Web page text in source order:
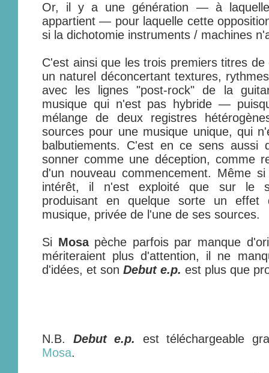
Or, il y a une génération — à
appartient — pour laquelle cette
si la dichotomie instruments / machines
C'est ainsi que les trois premiers titres
un naturel déconcertant textures,
avec les lignes "post-rock" de la
musique qui n'est pas hybride —
mélange de deux registres
sources pour une musique unique, qui
balbutiements. C'est en ce sens aussi
sonner comme une déception, comme
d'un nouveau commencement. Même
intérêt, il n'est exploité que sur le
produisant en quelque sorte un effet
musique, privée de l'une de ses sources.
Si Mosapèche parfois par manque
mériteraient plus d'attention, il ne
d'idées, et son Debut e.p. est plus que
N.B. Debut e.p. est téléchargeable
Mosa.